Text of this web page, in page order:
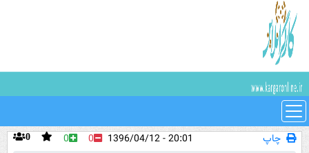
چاپ 0 0 0
20:01 - 1396/04/12